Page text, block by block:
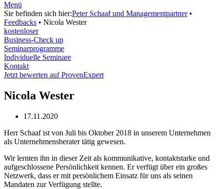
Menü
Sie befinden sich hier:Peter Schaaf und Managementpartner•
Feedbacks • Nicola Wester
kostenloser
Business-Check up
Seminarprogramme
Individuelle Seminare
Kontakt
Jetzt bewerten auf ProvenExpert
Nicola Wester
17.11.2020
Herr Schaaf ist von Juli bis Oktober 2018 in unserem Unternehmen
als Unternehmensberater tätig gewesen.
Wir lernten ihn in dieser Zeit als kommunikative, kontaktstarke und
aufgeschlossene Persönlichkeit kennen. Er verfügt über ein großes
Netzwerk, dass er mit persönlichem Einsatz für uns als seinen
Mandaten zur Verfügung stellte.